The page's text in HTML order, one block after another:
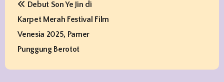
n
Debut Son Ye Jin di
Karpet Merah Festival Film
Venesia 2025, Pamer
Punggung Berotot